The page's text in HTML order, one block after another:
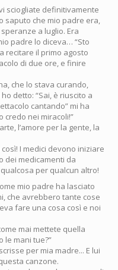
sciogliate definitivamente
saputo che mio padre era,
a luglio. Era
padre lo diceva… “Sto
recitare il primo agosto
di due ore, e finire
che lo stava curando,
detto: “Sai, è riuscito a
cantando” mi ha
credo nei miracoli!”
l’amore per la gente, la
I medici devono iniziare
dei medicamenti da
per qualcun altro!
mio padre ha lasciato
che avrebbero tante cose
fare una cosa così e noi
mai mettete quella
le mani tue?”
per mia madre... E lui
canzone.